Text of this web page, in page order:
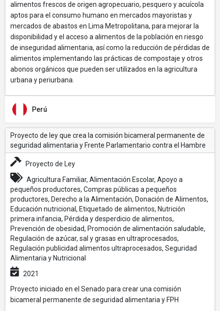
alimentos frescos de origen agropecuario, pesquero y acuícola
aptos para el consumo humano en mercados mayoristas y
mercados de abastos en Lima Metropolitana, para mejorar la
disponibilidad y el acceso a alimentos de la población en riesgo
de inseguridad alimentaria, así como la reducción de pérdidas de
alimentos implementando las prácticas de compostaje y otros
abonos orgánicos que pueden ser utilizados en la agricultura
urbana y periurbana.
Perú
Proyecto de ley que crea la comisión bicameral permanente de
seguridad alimentaria y Frente Parlamentario contra el Hambre
Proyecto de Ley
Agricultura Familiar, Alimentación Escolar, Apoyo a
pequeños productores, Compras públicas a pequeños
productores, Derecho a la Alimentación, Donación de Alimentos,
Educación nutricional, Etiquetado de alimentos, Nutrición
primera infancia, Pérdida y desperdicio de alimentos,
Prevención de obesidad, Promoción de alimentación saludable,
Regulación de azúcar, sal y grasas en ultraprocesados,
Regulación publicidad alimentos ultraprocesados, Seguridad
Alimentaria y Nutricional
2021
Proyecto iniciado en el Senado para crear una comisión
bicameral permanente de seguridad alimentaria y FPH